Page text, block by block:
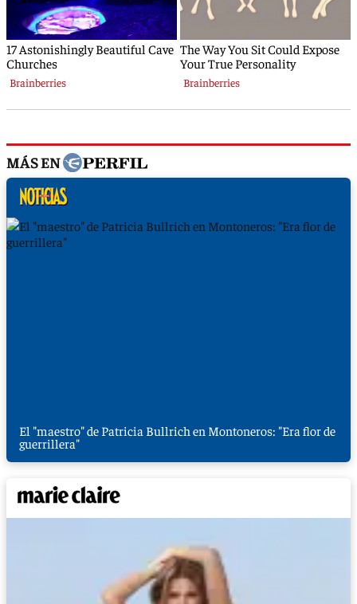
MÁS EN
El "maestro" de Patricia Bullrich en Montoneros: "Era flor de
guerrillera"